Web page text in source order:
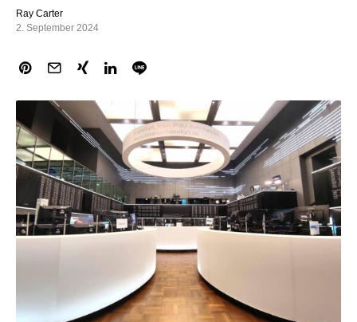
Ray Carter
2. September 2024